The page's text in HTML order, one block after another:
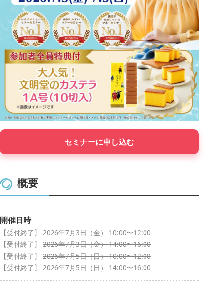
セミナーに申し込む
概要
開催日時
【受付終了】 2026年7月3日（金） 10:00〜12:00
【受付終了】 2026年7月3日（金） 14:00〜16:00
【受付終了】 2026年7月5日（日） 10:00〜12:00
【受付終了】 2026年7月5日（日） 14:00〜16:00